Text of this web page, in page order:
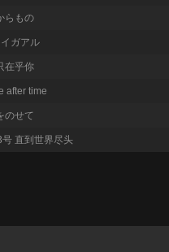
らもの
ガアル
在乎你
after time
のせて
直到世界尽头